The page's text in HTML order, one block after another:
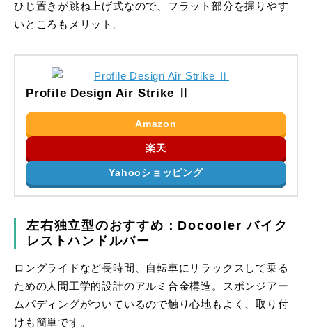
ひじ置きが跳ね上げ式なので、フラット部分を握りやす
いところもメリット。
Profile Design Air Strike Ⅱ
Amazon
楽天
Yahooショッピング
左右独立型のおすすめ：Docooler バイク
レストハンドルバー
ロングライドなど長時間、自転車にリラックスして乗る
ための人間工学的設計のアルミ合金構造。スポンジアー
ムパディングがついているので触り心地もよく、取り付
けも簡単です。